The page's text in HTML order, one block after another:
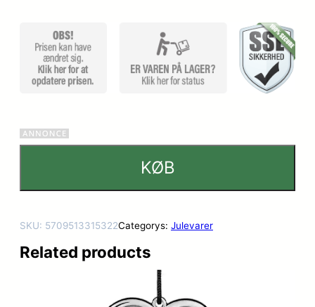
KØB
SKU: 5709513315322Categorys: Julevarer
Related products